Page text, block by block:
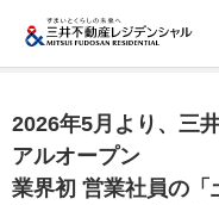
すまいについて
くらしについて
2026年5月より、三
アルオープン
業界初 営業社員の